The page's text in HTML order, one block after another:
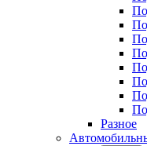
Разное